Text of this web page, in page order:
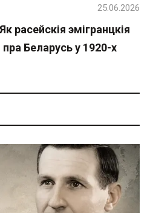
расейскія эмігранцкія
Беларусь у 1920-х
25.06.2026